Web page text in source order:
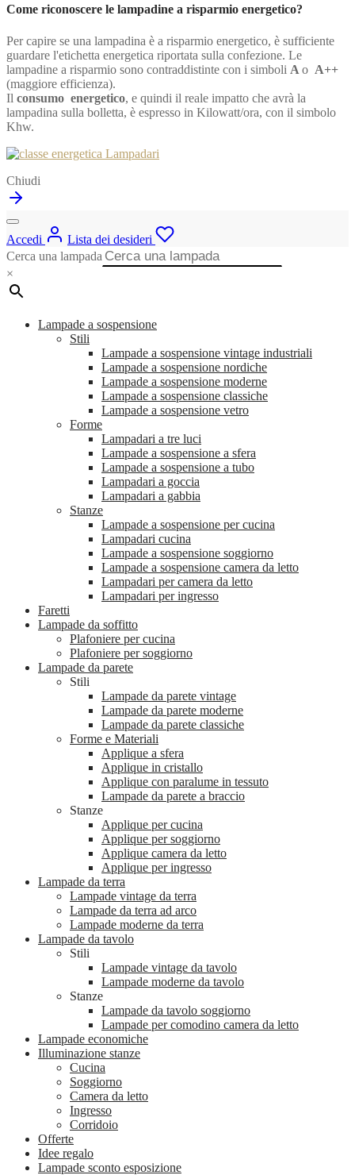
Come riconoscere le lampadine a risparmio energetico?
Per capire se una lampadina è a risparmio energetico, è sufficiente
guardare l'etichetta energetica riportata sulla confezione. Le
lampadine a risparmio sono contraddistinte con i simboli A o A++
(maggiore efficienza).
Il consumo energetico, e quindi il reale impatto che avrà la
lampadina sulla bolletta, è espresso in Kilowatt/ora, con il simbolo
Khw.
Chiudi
Accedi
Lista dei desideri
Cerca una lampada
×
Lampade a sospensione
Stili
Lampade a sospensione vintage industriali
Lampade a sospensione nordiche
Lampade a sospensione moderne
Lampade a sospensione classiche
Lampade a sospensione vetro
Forme
Lampadari a tre luci
Lampade a sospensione a sfera
Lampade a sospensione a tubo
Lampadari a goccia
Lampadari a gabbia
Stanze
Lampade a sospensione per cucina
Lampadari cucina
Lampade a sospensione soggiorno
Lampade a sospensione camera da letto
Lampadari per camera da letto
Lampadari per ingresso
Faretti
Lampade da soffitto
Plafoniere per cucina
Plafoniere per soggiorno
Lampade da parete
Stili
Lampade da parete vintage
Lampade da parete moderne
Lampade da parete classiche
Forme e Materiali
Applique a sfera
Applique in cristallo
Applique con paralume in tessuto
Lampade da parete a braccio
Stanze
Applique per cucina
Applique per soggiorno
Applique camera da letto
Applique per ingresso
Lampade da terra
Lampade vintage da terra
Lampade da terra ad arco
Lampade moderne da terra
Lampade da tavolo
Stili
Lampade vintage da tavolo
Lampade moderne da tavolo
Stanze
Lampade da tavolo soggiorno
Lampade per comodino camera da letto
Lampade economiche
Illuminazione stanze
Cucina
Soggiorno
Camera da letto
Ingresso
Corridoio
Offerte
Idee regalo
Lampade sconto esposizione